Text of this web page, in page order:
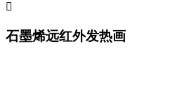

石墨烯远红外发热画